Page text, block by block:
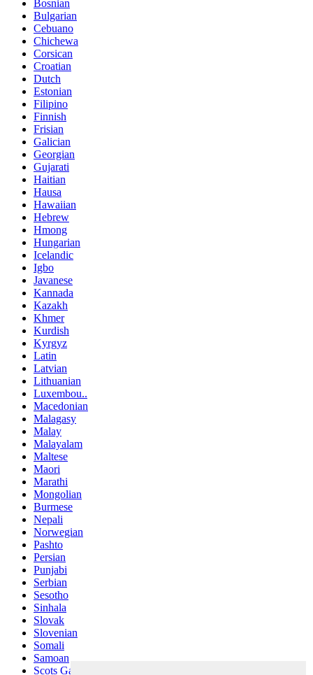
Bosnian
Bulgarian
Cebuano
Chichewa
Corsican
Croatian
Dutch
Estonian
Filipino
Finnish
Frisian
Galician
Georgian
Gujarati
Haitian
Hausa
Hawaiian
Hebrew
Hmong
Hungarian
Icelandic
Igbo
Javanese
Kannada
Kazakh
Khmer
Kurdish
Kyrgyz
Latin
Latvian
Lithuanian
Luxembou..
Macedonian
Malagasy
Malay
Malayalam
Maltese
Maori
Marathi
Mongolian
Burmese
Nepali
Norwegian
Pashto
Persian
Punjabi
Serbian
Sesotho
Sinhala
Slovak
Slovenian
Somali
Samoan
Scots Gaelic